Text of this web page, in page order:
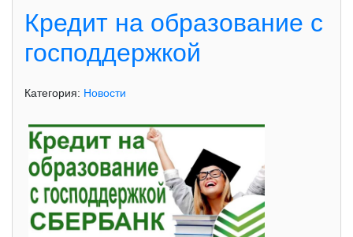
Кредит на образование с
господдержкой
Категория: Новости